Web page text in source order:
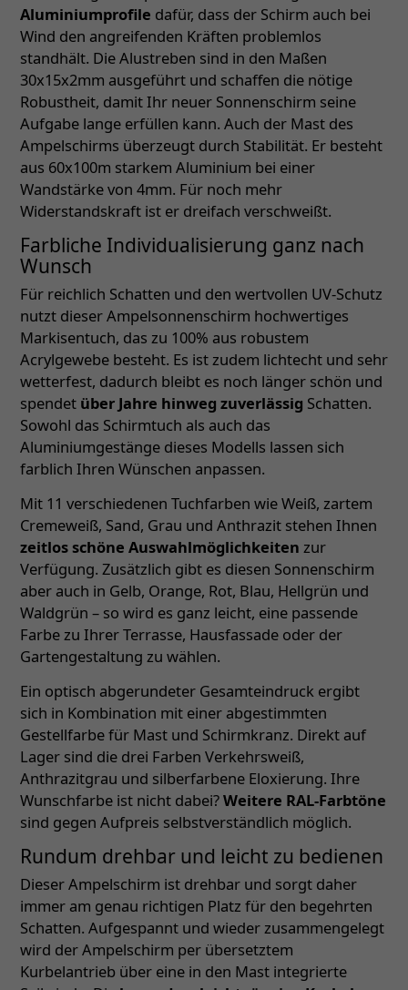
Aluminiumprofile dafür, dass der Schirm auch bei
Wind den angreifenden Kräften problemlos
standhält. Die Alustreben sind in den Maßen
30x15x2mm ausgeführt und schaffen die nötige
Robustheit, damit Ihr neuer Sonnenschirm seine
Aufgabe lange erfüllen kann. Auch der Mast des
Ampelschirms überzeugt durch Stabilität. Er besteht
aus 60x100m starkem Aluminium bei einer
Wandstärke von 4mm. Für noch mehr
Widerstandskraft ist er dreifach verschweißt.
Farbliche Individualisierung ganz nach
Wunsch
Für reichlich Schatten und den wertvollen UV-Schutz
nutzt dieser Ampelsonnenschirm hochwertiges
Markisentuch, das zu 100% aus robustem
Acrylgewebe besteht. Es ist zudem lichtecht und sehr
wetterfest, dadurch bleibt es noch länger schön und
spendet über Jahre hinweg zuverlässig Schatten.
Sowohl das Schirmtuch als auch das
Aluminiumgestänge dieses Modells lassen sich
farblich Ihren Wünschen anpassen.
Mit 11 verschiedenen Tuchfarben wie Weiß, zartem
Cremeweiß, Sand, Grau und Anthrazit stehen Ihnen
zeitlos schöne Auswahlmöglichkeiten zur
Verfügung. Zusätzlich gibt es diesen Sonnenschirm
aber auch in Gelb, Orange, Rot, Blau, Hellgrün und
Waldgrün – so wird es ganz leicht, eine passende
Farbe zu Ihrer Terrasse, Hausfassade oder der
Gartengestaltung zu wählen.
Ein optisch abgerundeter Gesamteindruck ergibt
sich in Kombination mit einer abgestimmten
Gestellfarbe für Mast und Schirmkranz. Direkt auf
Lager sind die drei Farben Verkehrsweiß,
Anthrazitgrau und silberfarbene Eloxierung. Ihre
Wunschfarbe ist nicht dabei?Weitere RAL-Farbtöne
sind gegen Aufpreis selbstverständlich möglich.
Rundum drehbar und leicht zu bedienen
Dieser Ampelschirm ist drehbar und sorgt daher
immer am genau richtigen Platz für den begehrten
Schatten. Aufgespannt und wieder zusammengelegt
wird der Ampelschirm per übersetztem
Kurbelantrieb über eine in den Mast integrierte